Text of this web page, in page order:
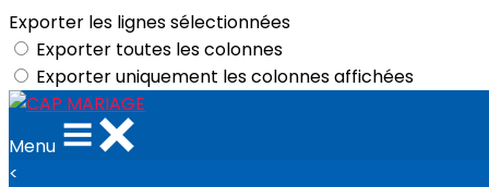
Exporter les lignes sélectionnées
Exporter toutes les colonnes
Exporter uniquement les colonnes affichées
Menu
<